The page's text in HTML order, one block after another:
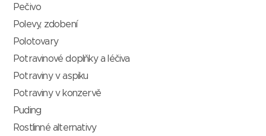
Pečivo
Polevy, zdobení
Polotovary
Potravinové doplňky a léčiva
Potraviny v aspiku
Potraviny v konzervě
Puding
Rostlinné alternativy